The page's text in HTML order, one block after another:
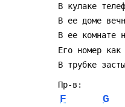
В кyлаке
В ее доме
В ее комнате
Его номеp
В тpyбке
Пp-в:
F G